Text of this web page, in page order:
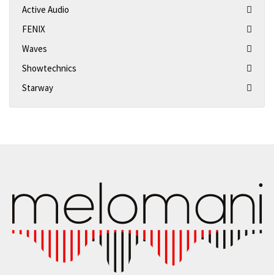
Active Audio
FENIX
Waves
Showtechnics
Starway